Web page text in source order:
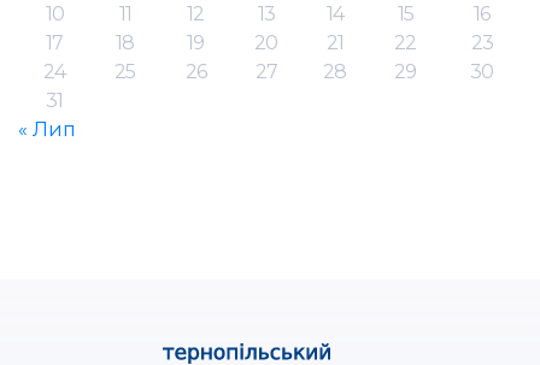
10
11 12 13 14 15
16
17
18 19 20 21 22
23
24
25 26 27 28 29
30
31
« Лип